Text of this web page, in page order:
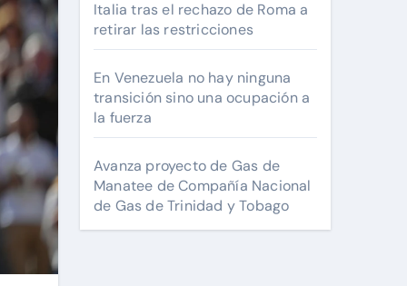
Italia tras el rechazo de Roma a
retirar las restricciones
En Venezuela no hay ninguna
transición sino una ocupación a
la fuerza
Avanza proyecto de Gas de
Manatee de Compañía Nacional
de Gas de Trinidad y Tobago